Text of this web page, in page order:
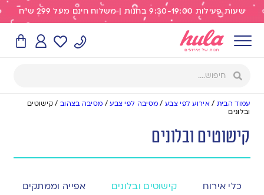
שעות פעילות 9:30-19:00 בחנות | משלוח חינם מעל 299 ש"ח
עמוד הבית /אירוע לפי צבע/ מסיבה לפי צבע/ מסיבה בצהוב/ קישוטים
ובלונים
קישוטים ובלונים
כלי אירוח קישוטים ובלונים אפייה וממתקים